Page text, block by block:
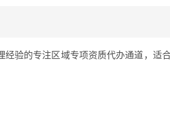
验的专注区域专项资质代办通道，适